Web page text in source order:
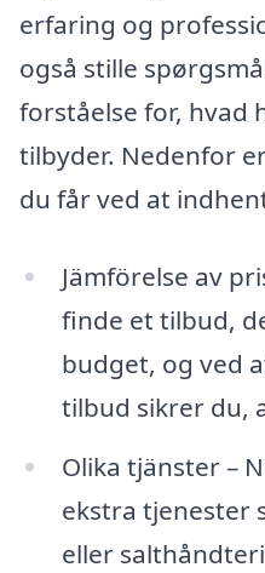
erfaring og
også stille
forståelse for, hvad
tilbyder. Nedenfor
du får ved at
Jämförelse av
finde et tilbud,
budget, og ved
tilbud sikrer du,
Olika tjänster –
ekstra tjenester
eller